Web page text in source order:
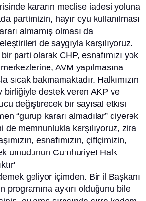
kararın meclise iadesi yoluna
partimizin, hayır oyu kullanılması
almamış olması da
de saygıyla karşılıyoruz.
parti olarak CHP, esnafımızı yok
AVM yapılmasına
sıcak bakmamaktadır. Halkımızın
birliğiyle destek veren AKP ve
değiştirecek bir sayısal etkisi
“gurup kararı almadılar” diyerek
de memnunlukla karşılıyoruz, zira
esnafımızın, çiftçimizin,
umudunun Cumhuriyet Halk
geliyor içimden. Bir il Başkanı
programına aykırı olduğunu bile